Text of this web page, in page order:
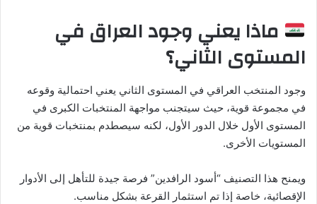
ماذا يعني وجود العراق في
المستوى الثاني؟
وجود المنتخب العراقي في المستوى الثاني يعني احتمالية وقوعه
في مجموعة قوية، حيث سيتجنب مواجهة المنتخبات الكبرى في
المستوى الأول خلال الدور الأول، لكنه سيصطدم بمنتخبات قوية من
المستويات الأخرى.
ويمنح هذا التصنيف “أسود الرافدين” فرصة جيدة للتأهل إلى الأدوار
الإقصائية، خاصة إذا تم استثمار القرعة بشكل مناسب.